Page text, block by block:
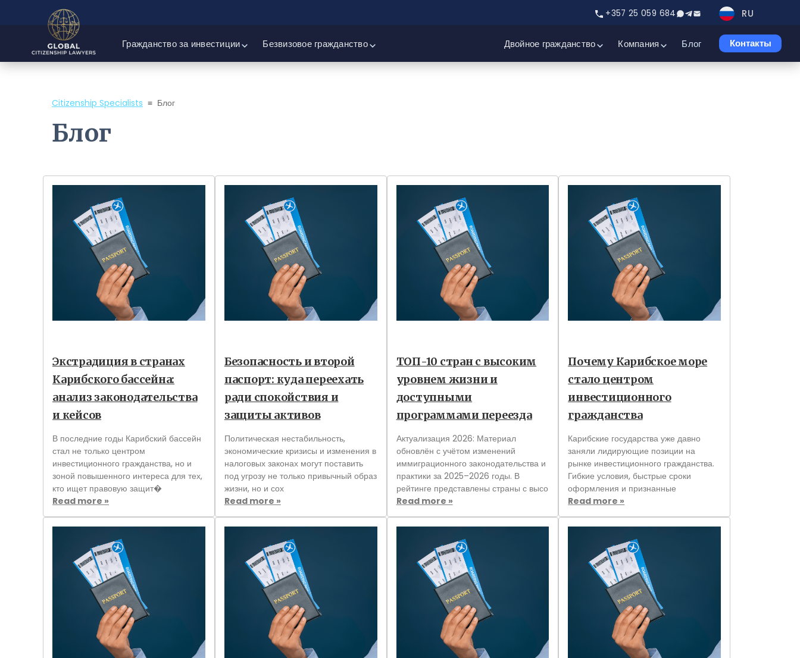
+357 25 059 684 RU
Гражданство за инвестиции Безвизовое гражданство Двойное гражданство Компания Блог Контакты
Citizenship Specialists ≡ Блог
Блог
Экстрадиция в странах
Карибского бассейна:
анализ законодательства
и кейсов
В последние годы Карибский бассейн
стал не только центром
инвестиционного гражданства, но и
зоной повышенного интереса для тех,
кто ищет правовую защит�
Read more »
Безопасность и второй
паспорт: куда переехать
ради спокойствия и
защиты активов
Политическая нестабильность,
экономические кризисы и изменения в
налоговых законах могут поставить
под угрозу не только привычный образ
жизни, но и сох
Read more »
ТОП-10 стран с высоким
уровнем жизни и
доступными
программами переезда
Актуализация 2026: Материал
обновлён с учётом изменений
иммиграционного законодательства и
практики за 2025–2026 годы. В
рейтинге представлены страны с высо
Read more »
Почему Карибское море
стало центром
инвестиционного
гражданства
Карибские государства уже давно
заняли лидирующие позиции на
рынке инвестиционного гражданства.
Гибкие условия, быстрые сроки
оформления и признанные
Read more »